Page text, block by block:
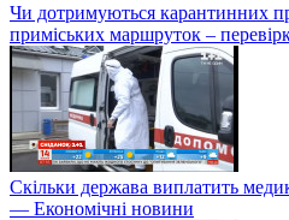
Чи дотримуються карантинних
приміських маршруток –
Скільки держава виплатить
— Економічні новини